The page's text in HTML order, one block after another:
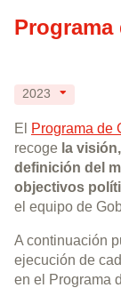
Programa
2023
El Programa de
recoge la
definición del
objectivos
el equipo de
A continuación
ejecución de
en el Programa